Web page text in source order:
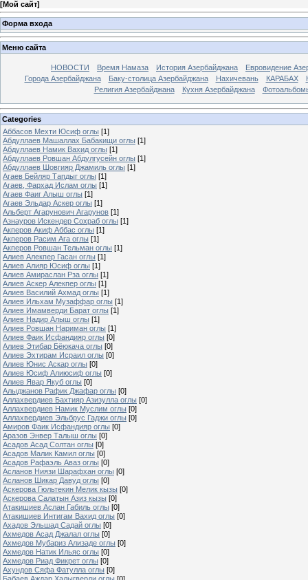
[Мой сайт]
Форма входа
Меню сайта
НОВОСТИ Время Намаза История Азербайджана
Евровидение
Города Азербайджана
Баку-столица Азербайджана Нахичевань КАРАБАХ
Религия Азербайджана
Кухня Азербайджана
Categories
Аббасов Мехти Юсиф оглы [1]
Абдуллаев Машаллах Бабакищи оглы [1]
Абдуллаев Намик Вахид оглы [1]
Абдуллаев Ровшан Абдулгусейн оглы [1]
Абдуллаев Шовгияр Джамиль оглы [1]
Агаев Бейляр Тапдыг оглы [1]
Агаев, Фархад Ислам оглы [1]
Агаев Фаиг Алыш оглы [1]
Агаев Эльдар Аскер оглы [1]
Альберт Агарунович Агарунов [1]
Азнауров Искендер Сохраб оглы [1]
Акперов Акиф Аббас оглы [1]
Акперов Расим Ага оглы [1]
Акперов Ровшан Тельман оглы [1]
Алиев Алекпер Гасан оглы [1]
Алиев Алияр Юсиф оглы [1]
Алиев Амираслан Рза оглы [1]
Алиев Аскер Алекпер оглы [1]
Алиев Василий Ахмад оглы [1]
Алиев Ильхам Музаффар оглы [1]
Алиев Имамверди Барат оглы [1]
Алиев Надир Алыш оглы [1]
Алиев Ровшан Нариман оглы [1]
Алиев Фаик Исфандияр оглы [0]
Алиев Этибар Бёюкача оглы [0]
Алиев Эхтирам Исраил оглы [0]
Алиев Юнис Аскар оглы [0]
Алиев Юсиф Алиюсиф оглы [0]
Алиев Явар Якуб оглы [0]
Алыджанов Рафик Джафар оглы [0]
Аллахвердиев Бахтияр Азизулла оглы [0]
Аллахвердиев Намик Муслим оглы [0]
Аллахвердиев Эльбрус Гаджи оглы [0]
Амиров Фаик Исфандияр оглы [0]
Аразов Энвер Талыш оглы [0]
Асадов Асад Солтан оглы [0]
Асадов Малик Камил оглы [0]
Асадов Рафаэль Аваз оглы [0]
Асланов Ниязи Шарафхан оглы [0]
Асланов Шикар Давуд оглы [0]
Аскерова Гюльтекин Мелик кызы [0]
Аскерова Салатын Азиз кызы [0]
Атакишиев Аслан Габиль оглы [0]
Атакишиев Интигам Вахид оглы [0]
Ахадов Эльшад Садай оглы [0]
Ахмедов Асад Джалал оглы [0]
Ахмедов Мубариз Ализаде оглы [0]
Ахмедов Натик Ильяс оглы [0]
Ахмедов Риад Фикрет оглы [0]
Ахундов Сяфа Фатулла оглы [0]